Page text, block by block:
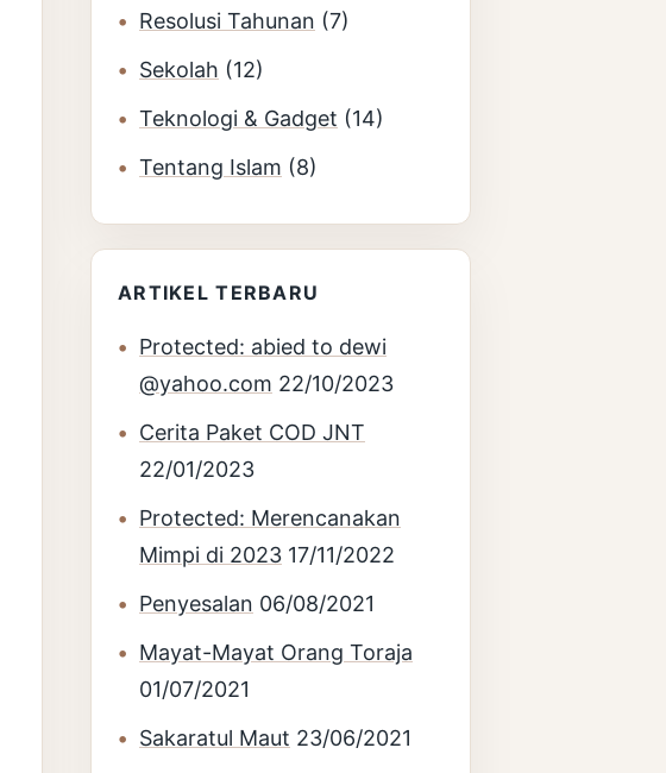
Resolusi Tahunan (7)
Sekolah (12)
Teknologi & Gadget (14)
Tentang Islam (8)
ARTIKEL TERBARU
Protected: abied to dewi
@yahoo.com 22/10/2023
Cerita Paket COD JNT
22/01/2023
Protected: Merencanakan
Mimpi di 2023 17/11/2022
Penyesalan 06/08/2021
Mayat-Mayat Orang Toraja
01/07/2021
Sakaratul Maut 23/06/2021